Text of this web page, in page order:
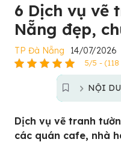
6 Dịch vụ vẽ
Nẵng đẹp,
TP Đà Nẵng 14/07/2026
5/5 -
NỘI
Dịch vụ vẽ tranh
các quán cafe, nhà